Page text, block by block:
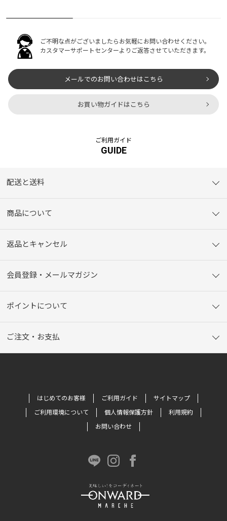
ご不明な点がございましたらお気軽にお問い合わせください。
カスタマーサポートセンターよりご返答させていただきます。
メールでのお問い合わせはこちら
お買い物ガイドはこちら
ご利用ガイド
GUIDE
配送と送料
商品について
返品とキャンセル
会員登録・メールマガジン
ポイントについて
ご注文・お支払
はじめてのお客様 ご利用ガイド
サイトマップ
ご利用環境について
個人情報保護方針
利用規約
お問い合わせ